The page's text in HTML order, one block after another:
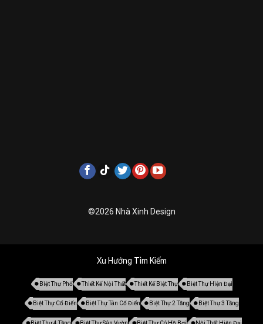
©2026 Nhà Xinh Design
Xu Hướng Tìm Kiếm
Biệt Thự Phố Thiết Kế Nội Thất Thiết Kế Biệt Thự Biệt Thự Hiện Đại
Biệt Thự Cổ Điển Biệt Thự Tân Cổ Điển Biệt Thự 2 Tầng Biệt Thự 3 Tầng